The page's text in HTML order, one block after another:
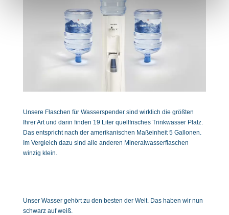
Unsere Flaschen für Wasserspender sind wirklich die größten
Ihrer Art und darin finden 19 Liter quellfrisches Trinkwasser Platz.
Das entspricht nach der amerikanischen Maßeinheit 5 Gallonen.
Im Vergleich dazu sind alle anderen Mineralwasserflaschen
winzig klein.
Unser Wasser gehört zu den besten der Welt. Das haben wir nun
schwarz auf weiß.